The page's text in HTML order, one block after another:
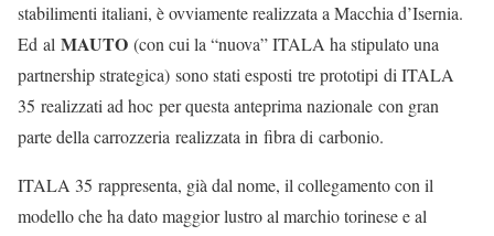
stabilimenti italiani, è ovviamente realizzata a Macchia d’Isernia.
Ed al MAUTO (con cui la “nuova” ITALA ha stipulato una
partnership strategica) sono stati esposti tre prototipi di ITALA
35 realizzati ad hoc per questa anteprima nazionale con gran
parte della carrozzeria realizzata in fibra di carbonio.
ITALA 35 rappresenta, già dal nome, il collegamento con il
modello che ha dato maggior lustro al marchio torinese e al